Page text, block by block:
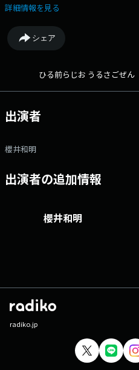
詳細情報を見る
シェア
ひる前らじお うるさごぜん
出演者
櫻井和明
出演者の追加情報
櫻井和明
radiko.jp